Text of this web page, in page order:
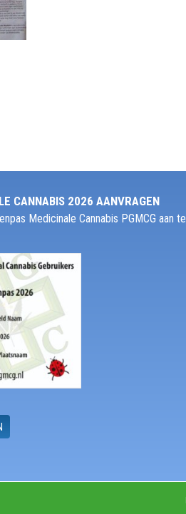
CANNABIS 2026 AANVRAGEN
Medicinale Cannabis PGMCG aan te